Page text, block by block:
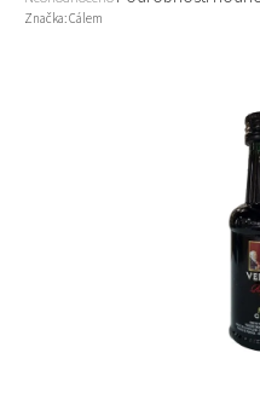
hodnocení
Značka:Cálem